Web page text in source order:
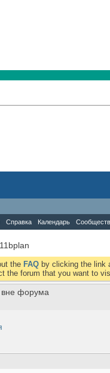
Справка Календарь
the FAQ by clicking the link
the forum that you want to